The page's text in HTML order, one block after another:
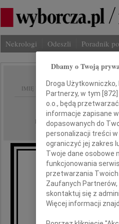
Nekrologi Odeszli Poradnik
IMIĘ I NAZWISKO:
REGION: Lublin
DATA EMISJI: 14.05.2026
Dbamy o Twoją
Droga Użytkowniczko,
Partnerzy, w tym [872
o.o., będą
informacje zapisane
dopasowanych do
personalizacji treści
ograniczyć jej zakres
Twoje dane osobowe
funkcjonowania
przetwarzania Twoich
Zaufanych
skontaktuj się z
Więcej informacji